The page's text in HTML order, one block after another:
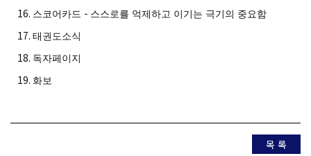
16. 스코어카드 - 스스로를 억제하고 이기는 극기의 중요함
17. 태권도소식
18. 독자페이지
19. 화보
목 록